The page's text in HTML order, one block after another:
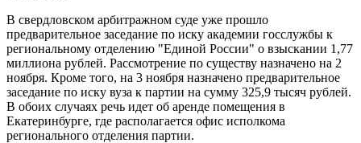
В свердловском арбитражном суде уже прошло
предварительное заседание по иску академии госслужбы к
региональному отделению "Единой России" о взыскании 1,77
миллиона рублей. Рассмотрение по существу назначено на 2
ноября. Кроме того, на 3 ноября назначено предварительное
заседание по иску вуза к партии на сумму 325,9 тысяч рублей.
В обоих случаях речь идет об аренде помещения в
Екатеринбурге, где располагается офис исполкома
регионального отделения партии.